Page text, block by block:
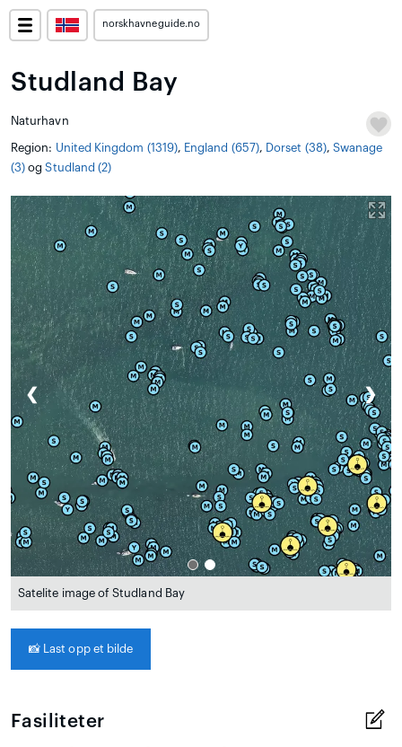
norskhavneguide.no
Studland Bay
Naturhavn
Region: United Kingdom (1319), England (657), Dorset (38), Swanage
(3) ogStudland (2)
❮ ❯
Satelite image of Studland Bay
📸 Last opp et bilde
Fasiliteter